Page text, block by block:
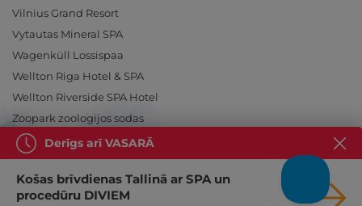
Vilnius Grand Resort
Vytautas Mineral SPA
Wagenküll Lossispaa
Wellton Riga Hotel & SPA
Wellton Riverside SPA Hotel
Zoopark zoologijos sodas
Derīgs arī VASARĀ
Košas brīvdienas Tallinā ar SPA un
procedūru DIVIEM